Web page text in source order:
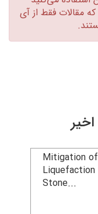
فقط از آی
Stone...